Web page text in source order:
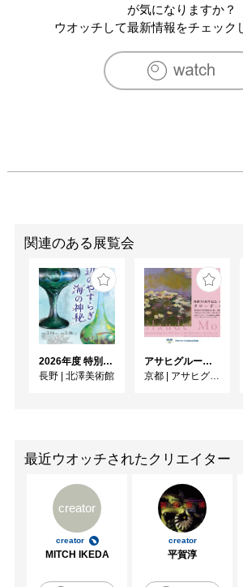
が気になりますか？
ウオッチして最新情報をチェック
関連のある展覧会
2026年度 特別展「ガレとドーム、アール･ヌーヴォーのガラス 水辺のやすらぎ、海の神秘」
長野 | 北澤美術館
アサヒグループ大山崎山荘美術館 開館30周年記念展「没後100年 クロード・モネ」
京都 | アサヒグループ大山崎山荘美術館
最近ウオッチされたクリエイター
creator
creator
MITCH IKEDA
creator
平賀淳